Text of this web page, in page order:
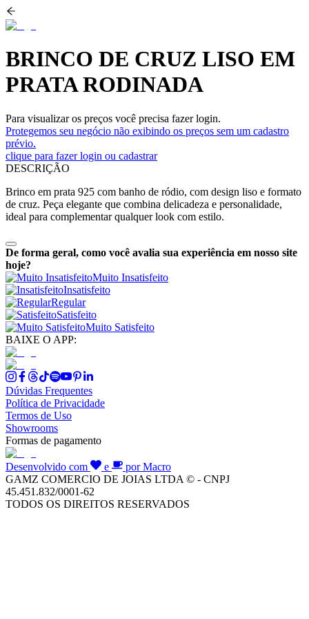
BRINCO DE CRUZ LISO EM
PRATA RODINADA
Para visualizar os preços você precisa fazer login.
Protegemos seu negócio não exibindo os preços sem um cadastro
prévio.
clique para fazer login ou cadastrar
DESCRIÇÃO
Brinco em prata 925 com banho de ródio, com design liso e formato
de cruz. Peça elegante que combina delicadeza e personalidade,
ideal para complementar qualquer look com estilo.
De forma geral, como você avalia sua experiência em nosso site
hoje?
Muito Insatisfeito
Insatisfeito
Regular
Satisfeito
Muito Satisfeito
BAIXE O APP:
Dúvidas Frequentes
Política de Privacidade
Termos de Uso
Showrooms
Formas de pagamento
Desenvolvido com e
por Macro
GAMZ COMERCIO DE JOIAS LTDA © - CNPJ
45.451.832/0001-62
TODOS OS DIREITOS RESERVADOS